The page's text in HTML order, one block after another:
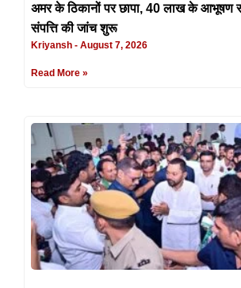
अमर के ठिकानों पर छापा, 40 लाख के आभूषण
संपत्ति की जांच शुरू
Kriyansh August 7, 2026
Read More »